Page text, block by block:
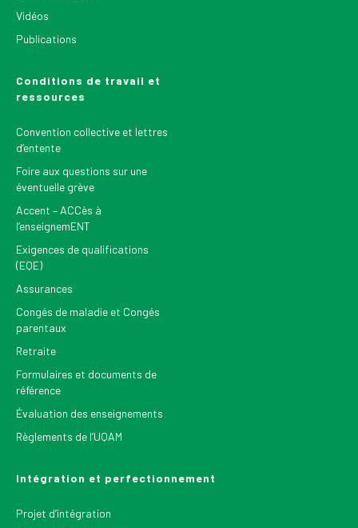
Vidéos
Publications
Conditions de travail et
ressources
Convention collective et lettres
d’entente
Foire aux questions sur une
éventuelle grève
Accent – ACCès à
l’enseignemENT
Exigences de qualifications
(EQE)
Assurances
Congés de maladie et Congés
parentaux
Retraite
Formulaires et documents de
référence
Évaluation des enseignements
Règlements de l’UQAM
Intégration et perfectionnement
Projet d’intégration